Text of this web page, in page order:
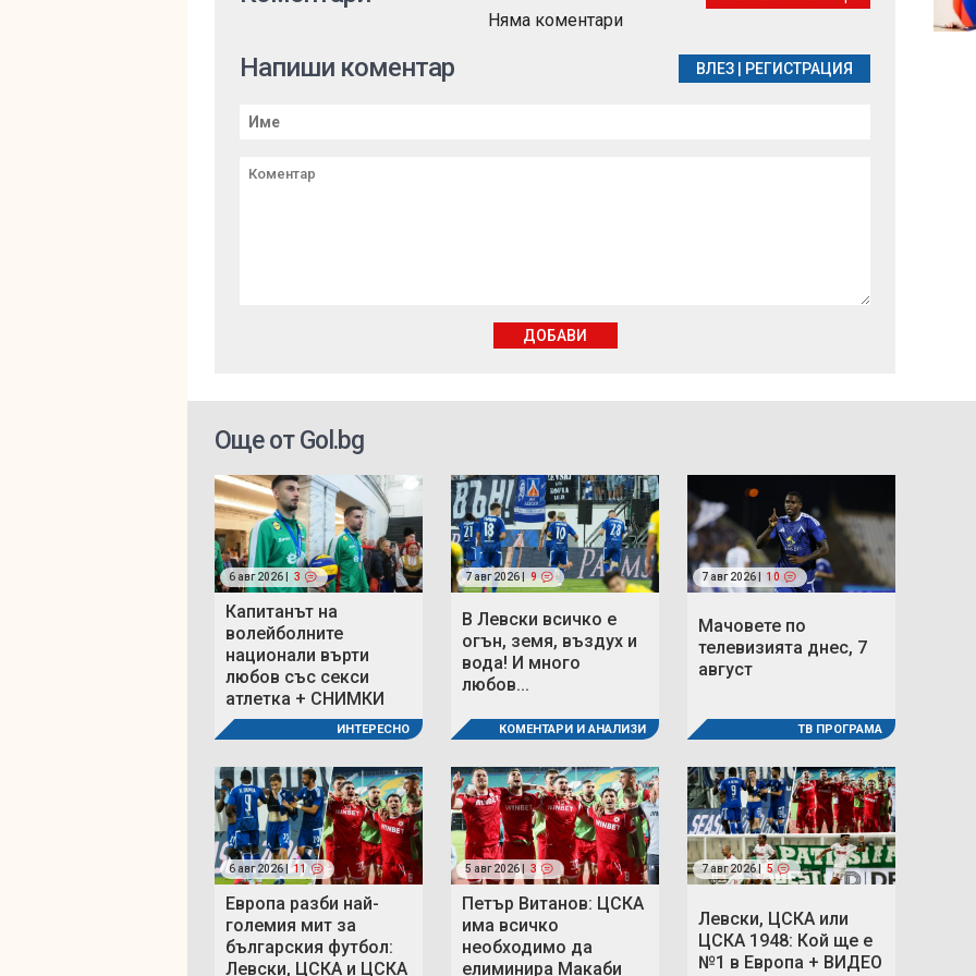
Няма коментари
Напиши коментар ВЛЕЗ РЕГИСТРАЦИЯ
ДОБАВИ
Още от Gol.bg
6 авг 2026 | 3
Капитанът на
волейболните
национали върти
любов със секси
атлетка + СНИМКИ
ИНТЕРЕСНО
7 авг 2026 | 9
В Левски всичко е
огън, земя, въздух и
вода! И много
любов...
КОМЕНТАРИ И АНАЛИЗИ
7 авг 2026 | 10
Мачовете по
телевизията днес, 7
август
ТВ ПРОГРАМА
6 авг 2026 | 11
Европа разби най-
големия мит за
българския футбол:
Левски, ЦСКА и ЦСКА
5 авг 2026 | 3
Петър Витанов: ЦСКА
има всичко
необходимо да
елиминира Макаби
7 авг 2026 | 5
Левски, ЦСКА или
ЦСКА 1948: Кой ще е
№1 в Европа + ВИДЕО